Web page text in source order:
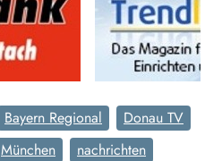
Bayern Regional
Donau TV
München
nachrichten